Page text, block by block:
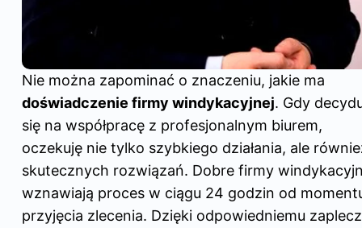
Nie można zapominać o znaczeniu, jakie ma
doświadczenie firmy windykacyjnej. Gdy
się na współpracę z profesjonalnym biurem,
oczekuję nie tylko szybkiego działania, ale
skutecznych rozwiązań. Dobre firmy
wznawiają proces w ciągu 24 godzin od
przyjęcia zlecenia. Dzięki odpowiedniemu